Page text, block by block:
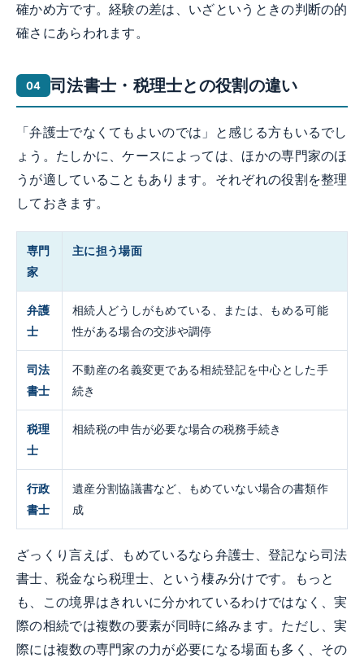
確かめ方です。経験の差は、いざというときの判断の的
確さにあらわれます。
司法書士・税理士との役割の違い
「弁護士でなくてもよいのでは」と感じる方もいるでし
ょう。たしかに、ケースによっては、ほかの専門家のほ
うが適していることもあります。それぞれの役割を整理
しておきます。
専門
家
主に担う場面
弁護
士
相続人どうしがもめている、または、もめる可能
性がある場合の交渉や調停
司法
書士
不動産の名義変更である相続登記を中心とした手
続き
税理
士
相続税の申告が必要な場合の税務手続き
行政
書士
遺産分割協議書など、もめていない場合の書類作
成
ざっくり言えば、もめているなら弁護士、登記なら司法
書士、税金なら税理士、という棲み分けです。もっと
も、この境界はきれいに分かれているわけではなく、実
際の相続では複数の要素が同時に絡みます。ただし、実
際には複数の専門家の力が必要になる場面も多く、その